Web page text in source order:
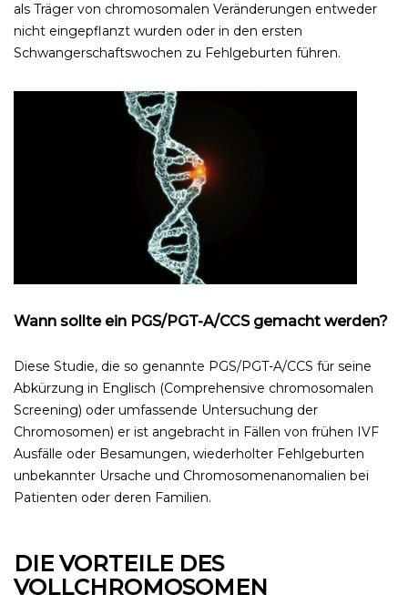
als Träger von chromosomalen Veränderungen entweder
nicht eingepflanzt wurden oder in den ersten
Schwangerschaftswochen zu Fehlgeburten führen.
Wann sollte ein PGS/PGT-A/CCS gemacht werden?
Diese Studie, die so genannte PGS/PGT-A/CCS für seine
Abkürzung in Englisch (Comprehensive chromosomalen
Screening) oder umfassende Untersuchung der
Chromosomen) er ist angebracht in Fällen von frühen IVF
Ausfälle oder Besamungen, wiederholter Fehlgeburten
unbekannter Ursache und Chromosomenanomalien bei
Patienten oder deren Familien.
DIE VORTEILE DES
VOLLCHROMOSOMEN